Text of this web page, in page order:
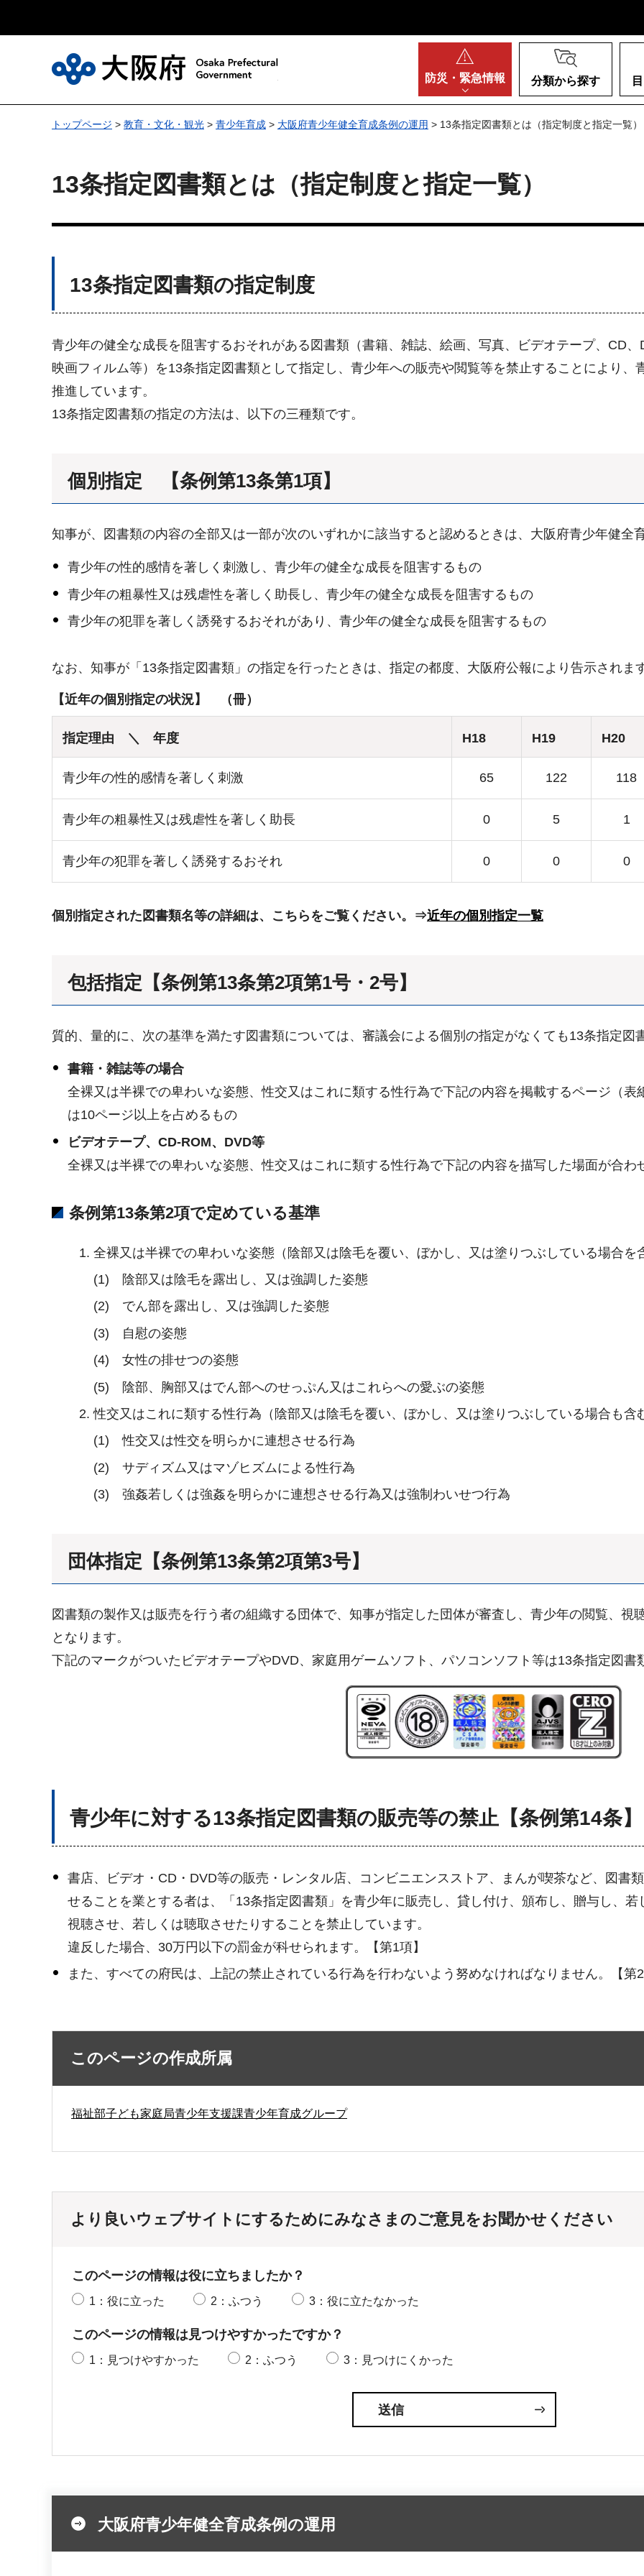
防災・ 緊急情報 分類から探す
トップページ > 教育・文化・観光 > 青少年育成 > 大阪府青少年健全育成条例の運用 > 13条指定図書類とは（指定制度と指定一覧）
13条指定図書類とは（指定制度と指定一覧）
13条指定図書類の指定制度
青少年の健全な成長を阻害するおそれがある図書類（書籍、雑誌、絵画、写真、ビデオテープ、CD
映画フィルム等）を13条指定図書類として指定し、青少年への販売や閲覧等を禁止することにより
推進しています。
13条指定図書類の指定の方法は、以下の三種類です。
個別指定 【条例第13条第1項】
知事が、図書類の内容の全部又は一部が次のいずれかに該当すると認めるときは、大阪府青少年健全
青少年の性的感情を著しく刺激し、青少年の健全な成長を阻害するもの
青少年の粗暴性又は残虐性を著しく助長し、青少年の健全な成長を阻害するもの
青少年の犯罪を著しく誘発するおそれがあり、青少年の健全な成長を阻害するもの
なお、知事が「13条指定図書類」の指定を行ったときは、指定の都度、大阪府公報により告示されま
【近年の個別指定の状況】 （冊）
指定理由 ＼ 年度 H18 H19 H20
青少年の性的感情を著しく刺激 65 122 118
青少年の粗暴性又は残虐性を著しく助長 0 5 1
青少年の犯罪を著しく誘発するおそれ 0 0 0
個別指定された図書類名等の詳細は、こちらをご覧ください。⇒近年の個別指定一覧
包括指定【条例第13条第2項第1号・2号】
質的、量的に、次の基準を満たす図書類については、審議会による個別の指定がなくても13条指定図
書籍・雑誌等の場合
全裸又は半裸での卑わいな姿態、性交又はこれに類する性行為で下記の内容を掲載するページ（
は10ページ以上を占めるもの
ビデオテープ、CD-ROM、DVD等
全裸又は半裸での卑わいな姿態、性交又はこれに類する性行為で下記の内容を描写した場面が合わ
条例第13条第2項で定めている基準
全裸又は半裸での卑わいな姿態（陰部又は陰毛を覆い、ぼかし、又は塗りつぶしている場合を
(1) 陰部又は陰毛を露出し、又は強調した姿態
(2) でん部を露出し、又は強調した姿態
(3) 自慰の姿態
(4) 女性の排せつの姿態
(5) 陰部、胸部又はでん部へのせっぷん又はこれらへの愛ぶの姿態
性交又はこれに類する性行為（陰部又は陰毛を覆い、ぼかし、又は塗りつぶしている場合も含
(1) 性交又は性交を明らかに連想させる行為
(2) サディズム又はマゾヒズムによる性行為
(3) 強姦若しくは強姦を明らかに連想させる行為又は強制わいせつ行為
団体指定【条例第13条第2項第3号】
図書類の製作又は販売を行う者の組織する団体で、知事が指定した団体が審査し、青少年の閲覧、視
となります。
下記のマークがついたビデオテープやDVD、家庭用ゲームソフト、パソコンソフト等は13条指定図書
青少年に対する13条指定図書類の販売等の禁止【条例第14条】
書店、ビデオ・CD・DVD等の販売・レンタル店、コンビニエンスストア、まんが喫茶など、図書
せることを業とする者は、「13条指定図書類」を青少年に販売し、貸し付け、頒布し、贈与し、
視聴させ、若しくは聴取させたりすることを禁止しています。
違反した場合、30万円以下の罰金が科せられます。【第1項】
また、すべての府民は、上記の禁止されている行為を行わないよう努めなければなりません。【第
このページの作成所属
福祉部子ども家庭局青少年支援課青少年育成グループ
より良いウェブサイトにするためにみなさまのご意見をお聞かせください
このページの情報は役に立ちましたか？
1：役に立った 2：ふつう 3：役に立たなかった
このページの情報は見つけやすかったですか？
1：見つけやすかった 2：ふつう 3：見つけにくかった
大阪府青少年健全育成条例の運用